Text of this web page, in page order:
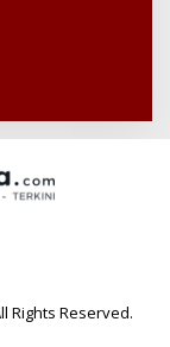
Rights Reserved.